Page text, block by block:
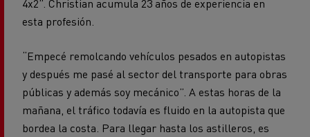
4x2”. Christian acumula 23 años de experiencia en
esta profesión.
“Empecé remolcando vehículos pesados en autopistas
y después me pasé al sector del transporte para obras
públicas y además soy mecánico”. A estas horas de la
mañana, el tráfico todavía es fluido en la autopista que
bordea la costa. Para llegar hasta los astilleros, es